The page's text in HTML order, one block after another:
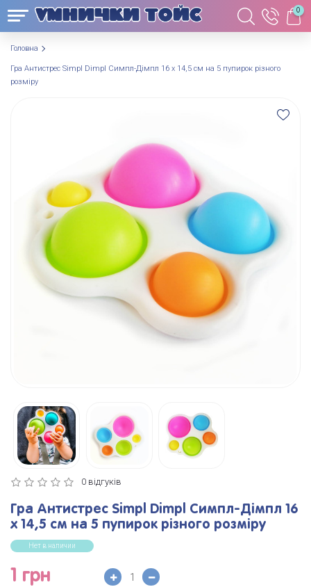
0
Головна
Гра Антистрес Simpl Dimpl Симпл-Дімпл 16 х 14,5 см на 5 пупирок різного
розміру
0 відгуків
Гра Антистрес Simpl Dimpl Симпл-Дімпл 16
х 14,5 см на 5 пупирок різного розміру
Нет в наличии
1 грн